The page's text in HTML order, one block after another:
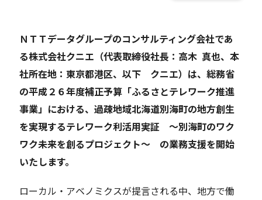
Careers
News
サイト内検索
Contact
ＮＴＴデータグループのコンサルティング会社であ
る株式会社クニエ（代表取締役社長：高木 真也、本
社所在地：東京都港区、以下 クニエ）は、総務省
の平成２６年度補正予算「ふるさとテレワーク推進
事業」における、過疎地域北海道別海町の地方創生
を実現するテレワーク利活用実証 ～別海町のワク
ワク未来を創るプロジェクト～ の業務支援を開始
いたします。
ローカル・アベノミクスが提言される中、地方で働